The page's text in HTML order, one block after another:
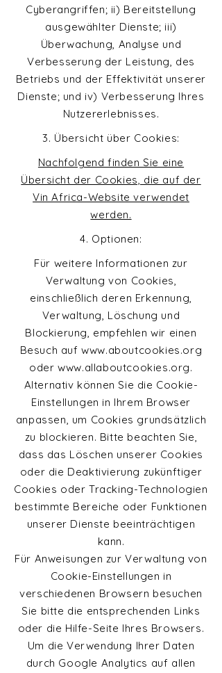
Cyberangriffen; ii) Bereitstellung
ausgewählter Dienste; iii)
Überwachung, Analyse und
Verbesserung der Leistung, des
Betriebs und der Effektivität unserer
Dienste; und iv) Verbesserung Ihres
Nutzererlebnisses.
3. Übersicht über Cookies:
Nachfolgend finden Sie eine
Übersicht der Cookies, die auf der
Vin Africa-Website verwendet
werden.
4. Optionen:
Für weitere Informationen zur
Verwaltung von Cookies,
einschließlich deren Erkennung,
Verwaltung, Löschung und
Blockierung, empfehlen wir einen
Besuch aufwww.aboutcookies.org
oderwww.allaboutcookies.org.
Alternativ können Sie die Cookie-
Einstellungen in Ihrem Browser
anpassen, um Cookies grundsätzlich
zu blockieren. Bitte beachten Sie,
dass das Löschen unserer Cookies
oder die Deaktivierung zukünftiger
Cookies oder Tracking-Technologien
bestimmte Bereiche oder Funktionen
unserer Dienste beeinträchtigen
kann.
Für Anweisungen zur Verwaltung von
Cookie-Einstellungen in
verschiedenen Browsern besuchen
Sie bitte die entsprechenden Links
oder die Hilfe-Seite Ihres Browsers.
Um die Verwendung Ihrer Daten
durch Google Analytics auf allen